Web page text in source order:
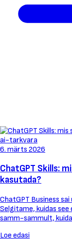
ai-tarkvara
6. märts 2026
ChatGPT Skills:
kasutada?
ChatGPT Business
Selgitame, kuidas
samm-sammult,
Loe edasi